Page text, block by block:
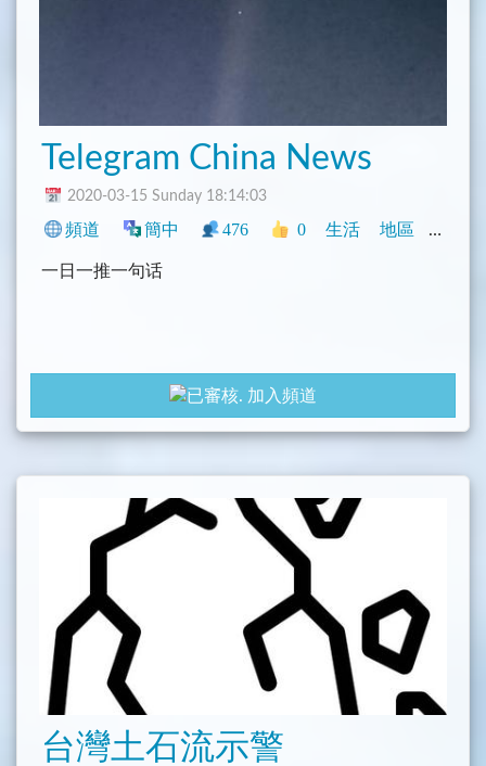
Telegram China News
2020-03-15 Sunday 18:14:03
頻道 簡中 476 0 生活 地區 新聞
一日一推一句话
加入頻道
台灣土石流示警